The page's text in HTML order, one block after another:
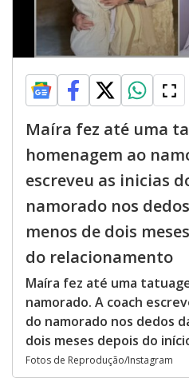
Maíra fez até uma
homenagem ao
escreveu as inicias
namorado nos
menos de dois
do relacionamento
Maíra fez até uma
namorado. A coach
do namorado nos dedos
dois meses depois do
Fotos de Reprodução/Instagram